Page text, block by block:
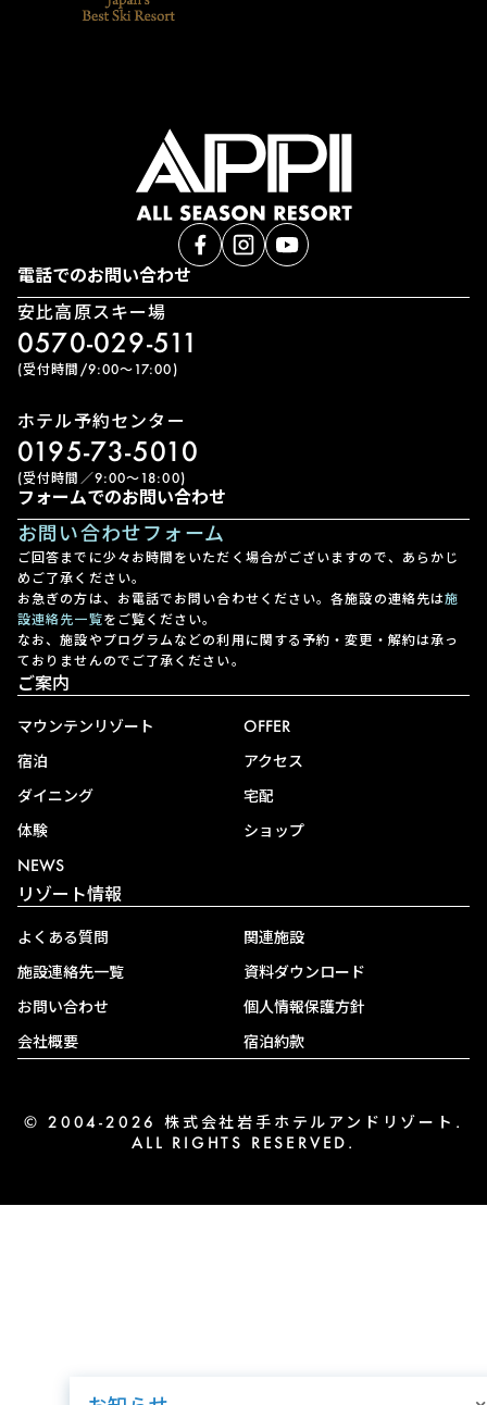
電話でのお問い合わせ
安比高原スキー場
0570-029-511
(受付時間/9:00〜17:00)
ホテル予約センター
0195-73-5010
(受付時間／9:00〜18:00)
フォームでのお問い合わせ
お問い合わせフォーム
ご回答までに少々お時間をいただく場合がございますので、あらかじ
めご了承ください。
お急ぎの方は、お電話でお問い合わせください。各施設の連絡先は施
設連絡先一覧をご覧ください。
なお、施設やプログラムなどの利用に関する予約・変更・解約は承っ
ておりませんのでご了承ください。
ご案内
マウンテンリゾート
宿泊
ダイニング
体験
NEWS
OFFER
アクセス
宅配
ショップ
リゾート情報
よくある質問
施設連絡先一覧
お問い合わせ
会社概要
関連施設
資料ダウンロード
個人情報保護方針
宿泊約款
© 2004-2026 株式会社岩手ホテルアンドリゾート.
ALL RIGHTS RESERVED.